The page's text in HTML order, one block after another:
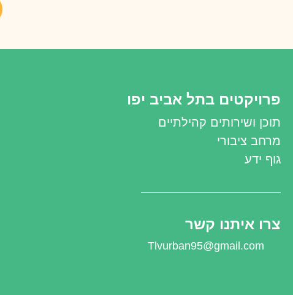
פרויקטים בתל אביב יפו
תוכן ושירותים קהילתיים
מרחב ציבורי
גוף ידע
צרו איתנו קשר
Tlvurban95@gmail.com